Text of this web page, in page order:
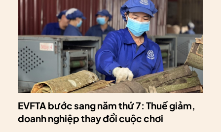
EVFTA bước sang năm thứ 7: Thuế giảm,
doanh nghiệp thay đổi cuộc chơi